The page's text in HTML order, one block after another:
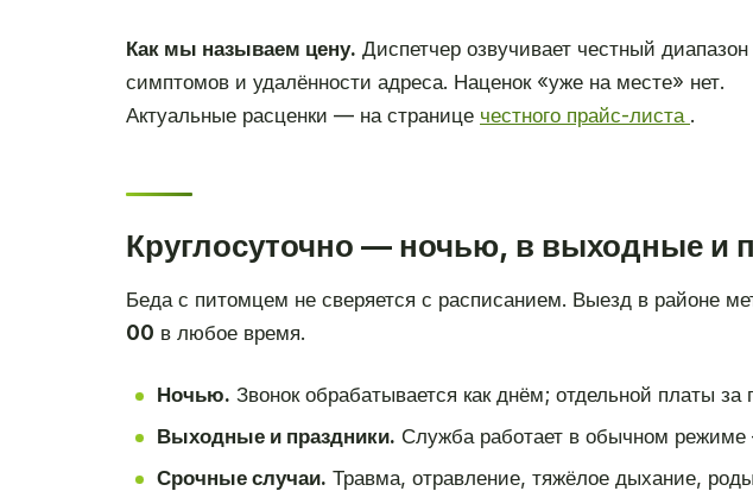
Как мы называем цену. Диспетчер озвучивает честный
симптомов и удалённости адреса. Наценок «уже на месте» нет.
Актуальные расценки — на странице честного прайс-листа .
Круглосуточно — ночью, в выходные и
Беда с питомцем не сверяется с расписанием. Выезд в районе
00 в любое время.
Ночью. Звонок обрабатывается как днём; отдельной платы за
Выходные и праздники. Служба работает в обычном
Срочные случаи. Травма, отравление, тяжёлое дыхание,